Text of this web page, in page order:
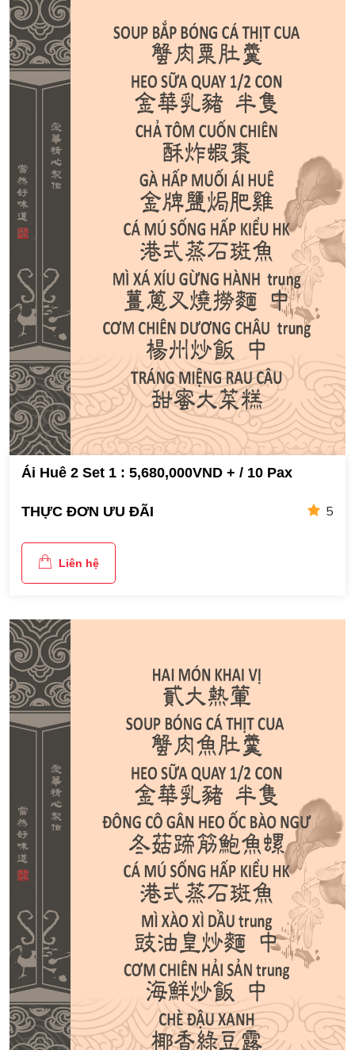
Ái Huê 2 Set 1 : 5,680,000VND + / 10 Pax
THỰC ĐƠN ƯU ĐÃI 5
Liên hệ